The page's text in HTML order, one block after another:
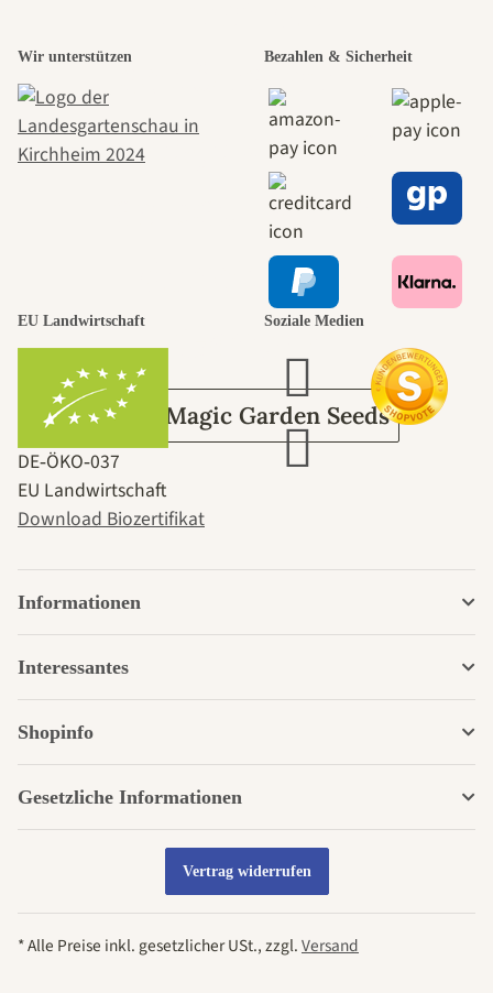
schönsten
Wege zu uns
selbst führt
durch den
Garten
Über Magic Garden Seeds
Wir unterstützen Bezahlen & Sicherheit
EU Landwirtschaft
DE‑ÖKO‑037
EU Landwirtschaft
Download Biozertifikat
Soziale Medien
Informationen
Interessantes
Shopinfo
Gesetzliche Informationen
Vertrag widerrufen
* Alle Preise inkl. gesetzlicher USt., zzgl.Versand